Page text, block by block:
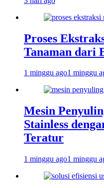
Proses
Tanaman dari
1 minggu ago1 minggu
Mesin
Stainless
Teratur
1 minggu ago1 minggu